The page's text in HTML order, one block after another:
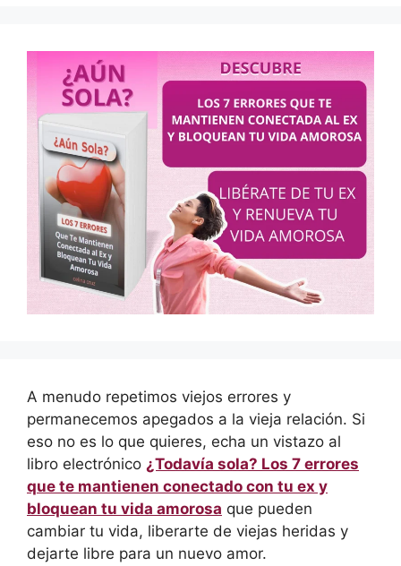
A menudo repetimos viejos errores y
permanecemos apegados a la vieja relación. Si
eso no es lo que quieres, echa un vistazo al
libro electrónico ¿Todavía sola? Los 7 errores
que te mantienen conectado con tu ex y
bloquean tu vida amorosa que pueden
cambiar tu vida, liberarte de viejas heridas y
dejarte libre para un nuevo amor.